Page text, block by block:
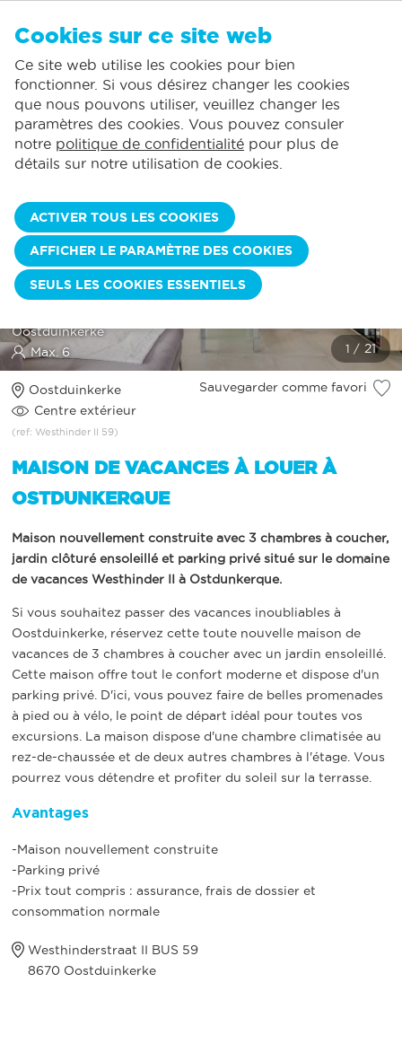
Comprend la consommation normale*
La plus grande offre de location de vacances
Des jours d'arrivée flexibles
Vous pouvez ajouter des hébergements à vos favoris en cliquant sur le
klikken.
St.-Idesbald:
Koksijde:
Oostduinkerke:
Wenduine:
Blankenberge:
WESTHINDER II 59
Maison de vacances nouvellement construite à louer | 3
Oostduinkerke
Max. 6
Oostduinkerke
Centre extérieur
(ref: Westhinder II 59)
Sauvegarder comme favori
MAISON DE VACANCES À LOUER À
OSTDUNKERQUE
Maison nouvellement construite avec 3 chambres à coucher,
jardin clôturé ensoleillé et parking privé situé sur le domaine
de vacances Westhinder II à Ostdunkerque.
Si vous souhaitez passer des vacances inoubliables à
Oostduinkerke, réservez cette toute nouvelle maison de
vacances de 3 chambres à coucher avec un jardin ensoleillé.
Cette maison offre tout le confort moderne et dispose d'un
parking privé. D'ici, vous pouvez faire de belles promenades
à pied ou à vélo, le point de départ idéal pour toutes vos
excursions. La maison dispose d'une chambre climatisée au
rez-de-chaussée et de deux autres chambres à l'étage. Vous
pourrez vous détendre et profiter du soleil sur la terrasse.
Avantages
-Maison nouvellement construite
-Parking privé
-Prix tout compris : assurance, frais de dossier et
consommation normale
Westhinderstraat II BUS 59
8670 Oostduinkerke
Cookies sur ce site web
Ce site web utilise les cookies pour bien
fonctionner. Si vous désirez changer les cookies
que nous pouvons utiliser, veuillez changer les
paramètres des cookies. Vous pouvez consuler
notre politique de confidentialité pour plus de
détails sur notre utilisation de cookies.
ACTIVER TOUS LES COOKIES
AFFICHER LE PARAMÈTRE DES COOKIES
SEULS LES COOKIES ESSENTIELS